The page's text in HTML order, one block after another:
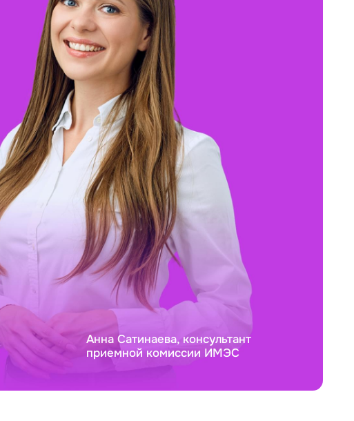
Анна Сатинаева, консультант
приемной комиссии ИМЭС